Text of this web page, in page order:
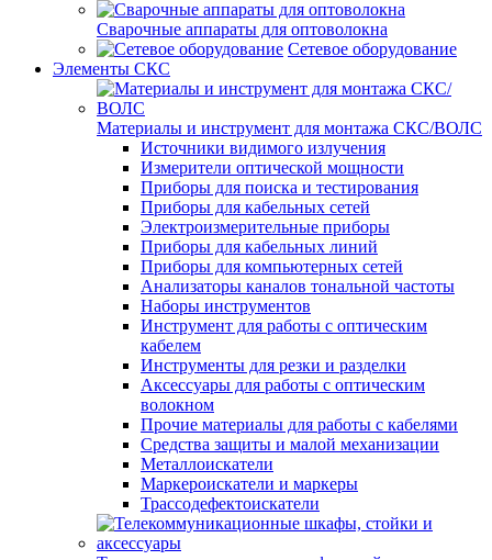
Сварочные аппараты для оптоволокна
Сетевое оборудование
Элементы СКС
Материалы и инструмент для монтажа СКС/ВОЛС
Источники видимого излучения
Измерители оптической мощности
Приборы для поиска и тестирования
Приборы для кабельных сетей
Электроизмерительные приборы
Приборы для кабельных линий
Приборы для компьютерных сетей
Анализаторы каналов тональной частоты
Наборы инструментов
Инструмент для работы с оптическим
кабелем
Инструменты для резки и разделки
Аксессуары для работы с оптическим
волокном
Прочие материалы для работы с кабелями
Средства защиты и малой механизации
Металлоискатели
Маркероискатели и маркеры
Трассодефектоискатели